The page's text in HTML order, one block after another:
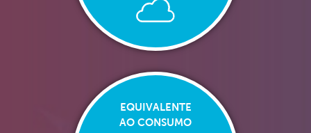
EQUIVALENTE
AO CONSUMO